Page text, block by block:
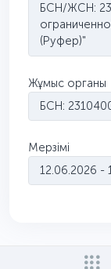
БСН/ЖСН:
(Руфер)"
Жұмыс органы
БСН:
Мерзімі
12.06.2026 -